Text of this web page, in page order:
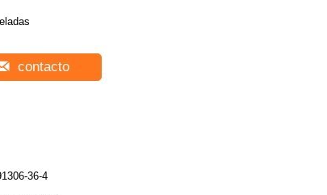
contacto
36-4